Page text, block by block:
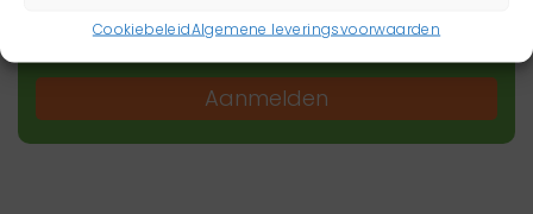
CookiebeleidAlgemene leveringsvoorwaarden
Aanmelden